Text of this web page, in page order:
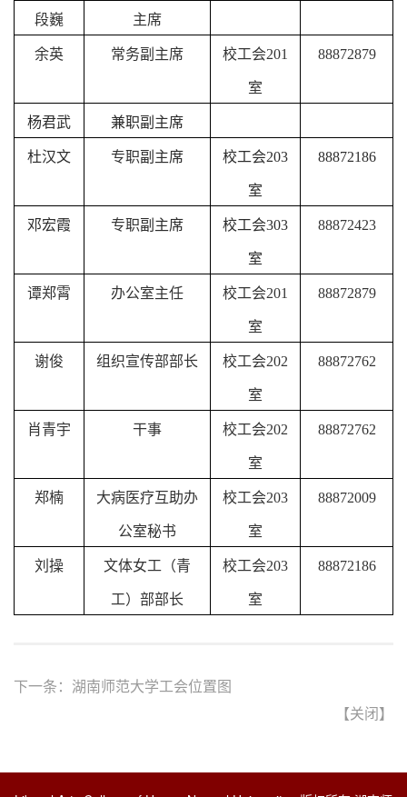
段巍 主席
余英 常务副主席 校工会201
室
88872879
杨君武 兼职副主席
杜汉文 专职副主席 校工会203
室
88872186
邓宏霞 专职副主席 校工会303
室
88872423
谭郑霄 办公室主任 校工会201
室
88872879
谢俊 组织宣传部部长 校工会202
室
88872762
肖青宇 干事 校工会202
室
88872762
郑楠 大病医疗互助办
公室秘书
校工会203
室
88872009
刘操 文体女工（青
工）部部长
校工会203
室
88872186
下一条： 湖南师范大学工会位置图
【关闭】